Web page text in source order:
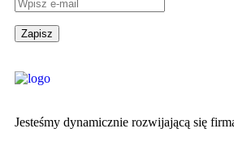
Jesteśmy dynamicznie rozwijającą się